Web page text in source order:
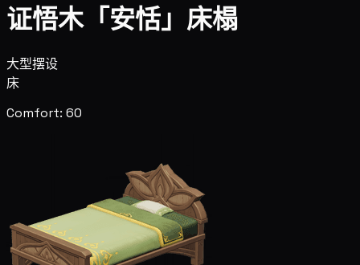
证悟木「安恬」床榻
大型摆设
床
Comfort: 60